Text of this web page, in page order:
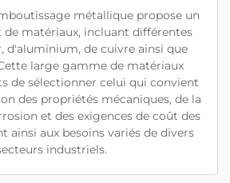
métallique propose un
de matériaux, incluant différentes
d'aluminium, de cuivre ainsi que
large gamme de matériaux
de sélectionner celui qui convient
des propriétés mécaniques, de la
et des exigences de coût des
ainsi aux besoins variés de divers
industriels.